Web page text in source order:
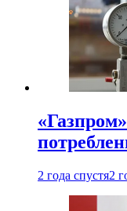
2 года спустя2